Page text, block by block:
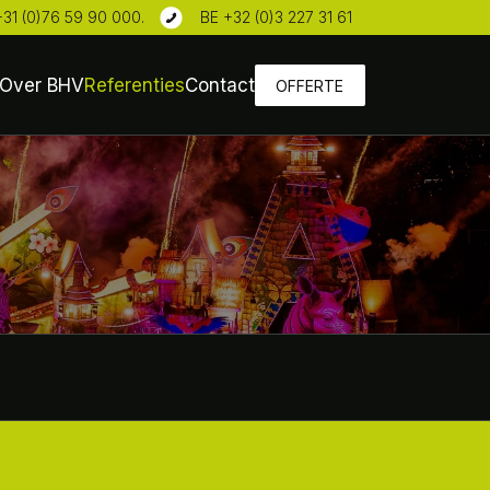
(0)76 59 90 000. BE +32 (0)3 227 31 61
Over BHVReferentiesContact OFFERTE